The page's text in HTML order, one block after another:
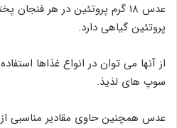
پروتئین گیاهی دارد.
از آنها می توان در انواع غذاها
سوپ های لذیذ.
عدس همچنین حاوی مقادیر مناسبی